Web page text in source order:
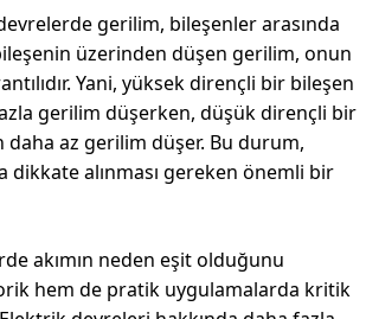
gerilim, bileşenler arasında
üzerinden düşen gerilim, onun
Yani, yüksek dirençli bir bileşen
gerilim düşerken, düşük dirençli bir
daha az gerilim düşer. Bu durum,
dikkate alınması gereken önemli bir
akımın neden eşit olduğunu
hem de pratik uygulamalarda kritik